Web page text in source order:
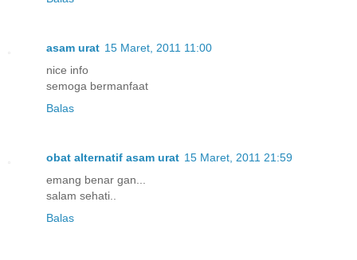
asam urat 15 Maret, 2011 11:00
nice info
semoga bermanfaat
Balas
obat alternatif asam urat 15 Maret, 2011 21:59
emang benar gan...
salam sehati..
Balas